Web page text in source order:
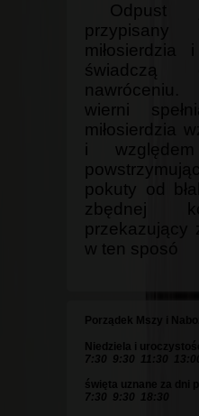
Odpust
miłosierdzia
świadczą
wierni
miłosierdzia
i
pokuty od
zbędnej
przekazujący
w ten sposó
Porządek Mszy i
Niedziela i uroczystości
7:30 9:30 11:30
święta uznane za dni
7:30 9:30 18:30